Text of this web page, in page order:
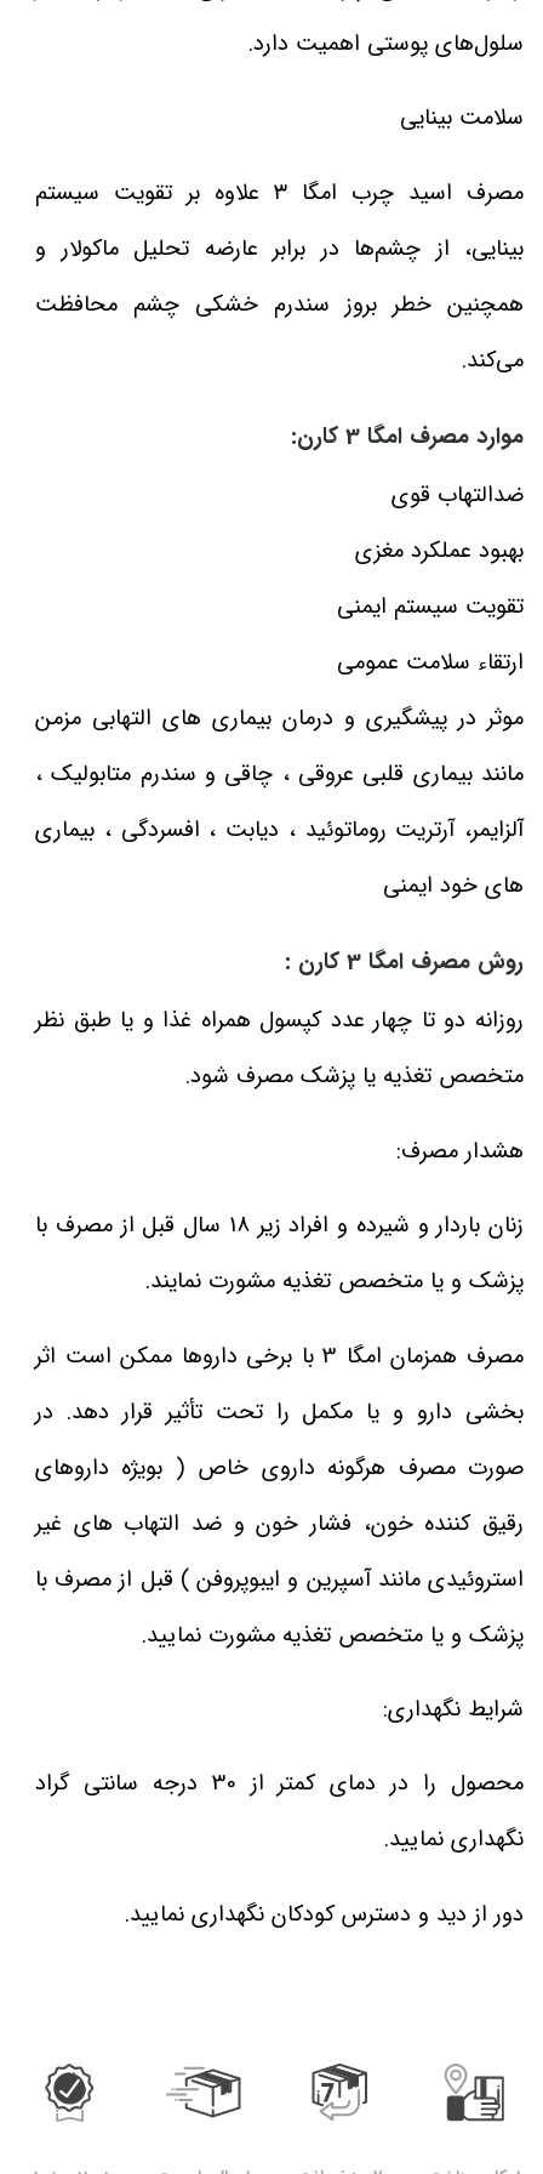
سلول‌های پوستی اهمیت دارد.
سلامت بینایی
مصرف اسید چرب امگا ۳ علاوه بر تقویت سیستم
بینایی، از چشم‌ها در برابر عارضه تحلیل ماکولار و
همچنین خطر بروز سندرم خشکی چشم محافظت
می‌کند.
موارد مصرف امگا 3 کارن:
ضدالتهاب قوی
بهبود عملکرد مغزی
تقویت سیستم ایمنی
ارتقاء سلامت عمومی
موثر در پیشگیری و درمان بیماری های التهابی مزمن
مانند بیماری قلبی عروقی ، چاقی و سندرم متابولیک ،
آلزایمر، آرتریت روماتوئید ، دیابت ، افسردگی ، بیماری
های خود ایمنی
روش مصرف امگا 3 کارن :
روزانه دو تا چهار عدد کپسول همراه غذا و یا طبق نظر
متخصص تغذیه یا پزشک مصرف شود.
هشدار مصرف:
زنان باردار و شیرده و افراد زیر 18 سال قبل از مصرف با
پزشک و یا متخصص تغذیه مشورت نمایند.
مصرف همزمان امگا 3 با برخی داروها ممکن است اثر
بخشی دارو و یا مکمل را تحت تأثیر قرار دهد. در
صورت مصرف هرگونه داروی خاص ( بویژه داروهای
رقیق کننده خون، فشار خون و ضد التهاب های غیر
استروئیدی مانند آسپرین و ایبوپروفن ) قبل از مصرف با
پزشک و یا متخصص تغذیه مشورت نمایید.
شرایط نگهداری:
محصول را در دمای کمتر از 30 درجه سانتی گراد
نگهداری نمایید.
دور از دید و دسترس کودکان نگهداری نمایید.